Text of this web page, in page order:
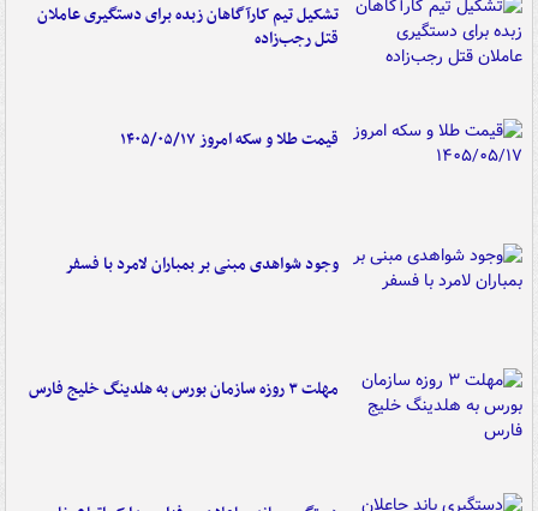
تشکیل تیم کارآگاهان زبده برای دستگیری عاملان
قتل رجب‌زاده
قیمت طلا و سکه امروز ۱۴۰۵/۰۵/۱۷
وجود شواهدی مبنی بر بمباران لامرد با فسفر
مهلت ۳ روزه سازمان بورس به هلدینگ خلیج فارس